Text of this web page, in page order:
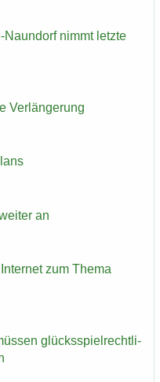
nimmt letz­te
Ver­län­ge­rung
an
zum Thema
glücks­spiel­recht­li­